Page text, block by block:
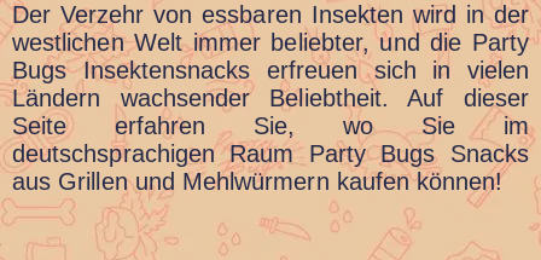
Der Verzehr von essbaren Insekten wird in der
westlichen Welt immer beliebter, und die Party
Bugs Insektensnacks erfreuen sich in vielen
Ländern wachsender Beliebtheit. Auf dieser
Seite erfahren Sie, wo Sie im
deutschsprachigen Raum Party Bugs Snacks
aus Grillen und Mehlwürmern kaufen können!